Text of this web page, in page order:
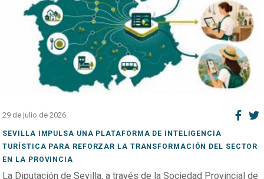
29 de julio de 2026
SEVILLA IMPULSA UNA PLATAFORMA DE INTELIGENCIA
TURÍSTICA PARA REFORZAR LA TRANSFORMACIÓN DEL SECTOR
EN LA PROVINCIA
La Diputación de Sevilla, a través de la Sociedad Provincial de